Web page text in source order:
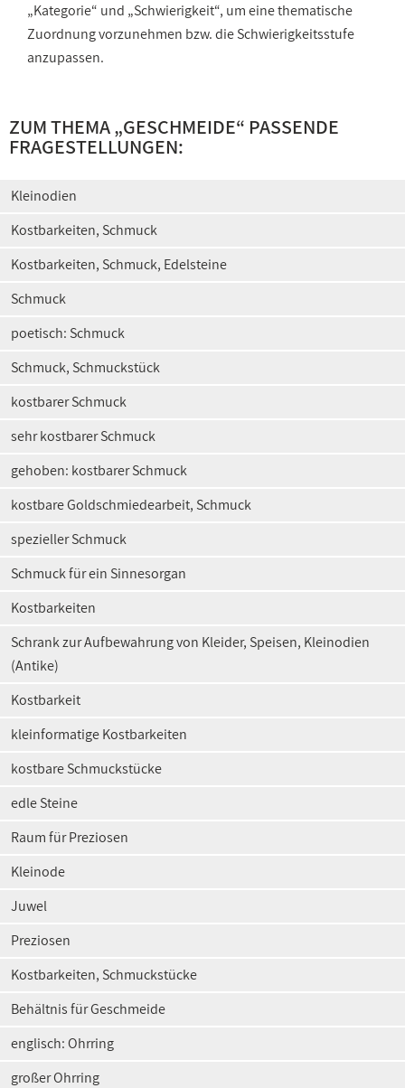
„Kategorie“ und „Schwierigkeit“, um eine thematische
Zuordnung vorzunehmen bzw. die Schwierigkeitsstufe
anzupassen.
ZUM THEMA „GESCHMEIDE“ PASSENDE
FRAGESTELLUNGEN:
Kleinodien
Kostbarkeiten, Schmuck
Kostbarkeiten, Schmuck, Edelsteine
Schmuck
poetisch: Schmuck
Schmuck, Schmuckstück
kostbarer Schmuck
sehr kostbarer Schmuck
gehoben: kostbarer Schmuck
kostbare Goldschmiedearbeit, Schmuck
spezieller Schmuck
Schmuck für ein Sinnesorgan
Kostbarkeiten
Schrank zur Aufbewahrung von Kleider, Speisen, Kleinodien
(Antike)
Kostbarkeit
kleinformatige Kostbarkeiten
kostbare Schmuckstücke
edle Steine
Raum für Preziosen
Kleinode
Juwel
Preziosen
Kostbarkeiten, Schmuckstücke
Behältnis für Geschmeide
englisch: Ohrring
großer Ohrring